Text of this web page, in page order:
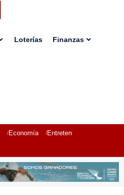
Loterías Finanzas
Economía Entretenimiento